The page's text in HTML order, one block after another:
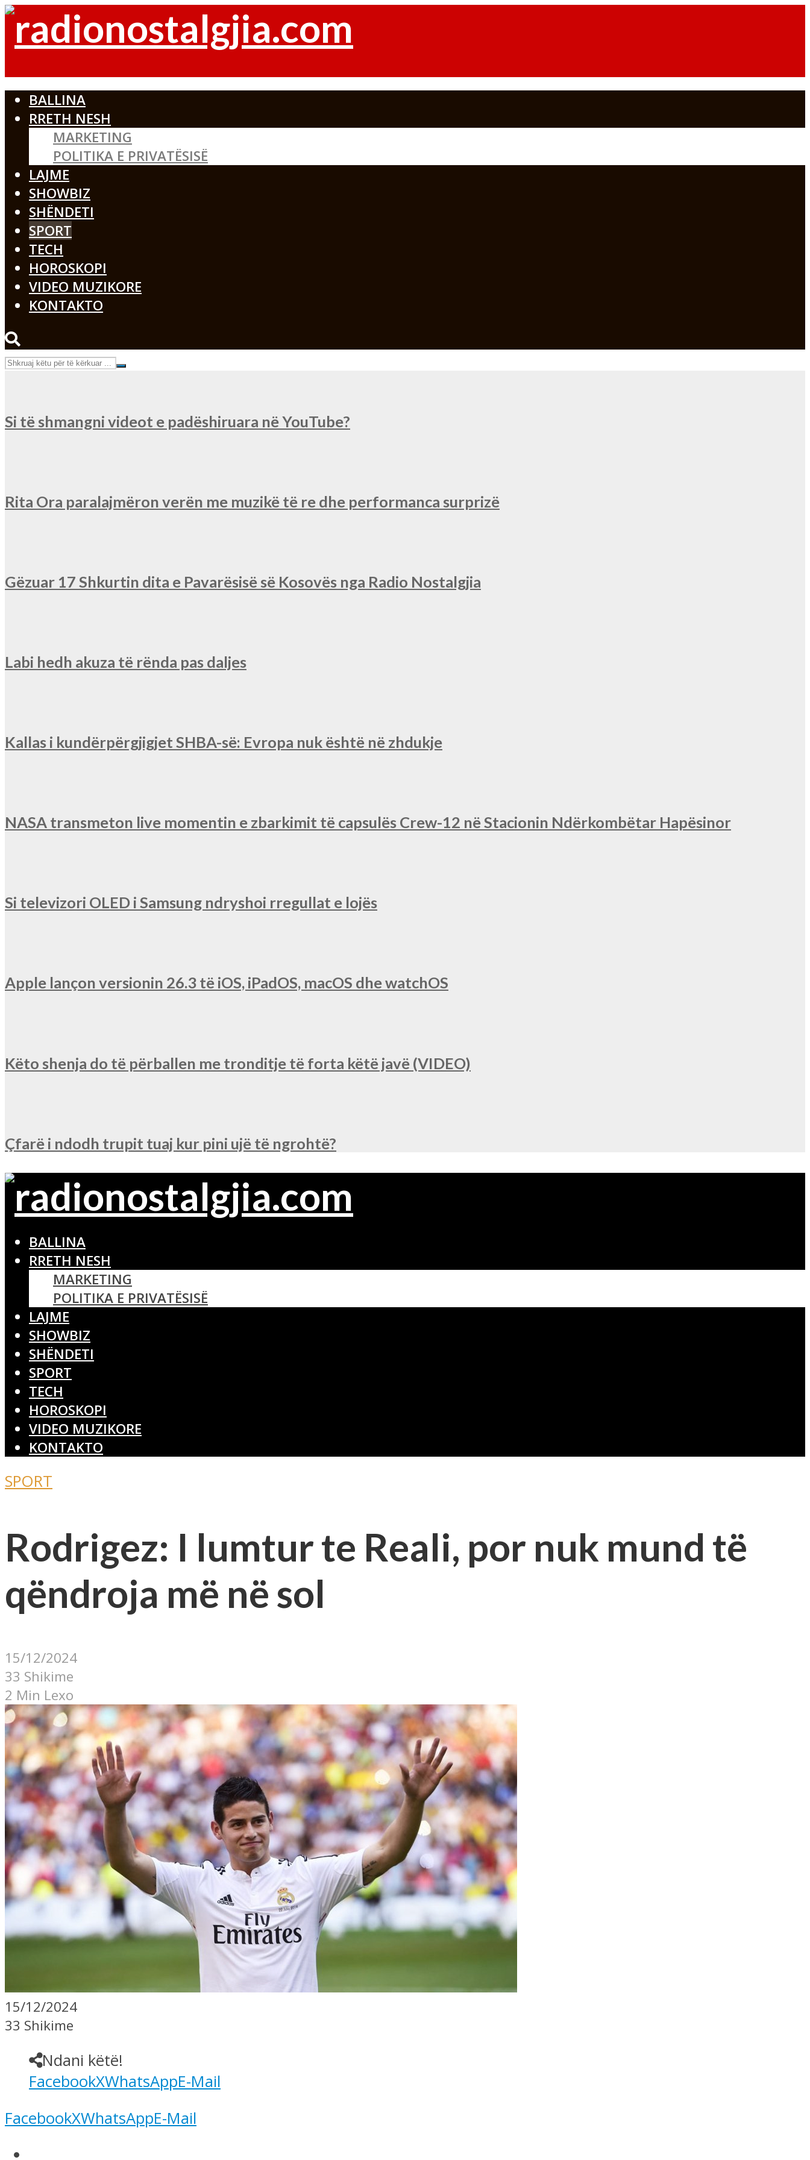
BALLINA
RRETH NESH
MARKETING
POLITIKA E PRIVATËSISË
LAJME
SHOWBIZ
SHËNDETI
SPORT
TECH
HOROSKOPI
VIDEO MUZIKORE
KONTAKTO
Si të shmangni videot e padëshiruara në YouTube?
Rita Ora paralajmëron verën me muzikë të re dhe performanca surprizë
Gëzuar 17 Shkurtin dita e Pavarësisë së Kosovës nga Radio Nostalgjia
Labi hedh akuza të rënda pas daljes
Kallas i kundërpërgjigjet SHBA-së: Evropa nuk është në zhdukje
NASA transmeton live momentin e zbarkimit të capsulës Crew-12 në Stacionin Ndërkombëtar Hapësinor
Si televizori OLED i Samsung ndryshoi rregullat e lojës
Apple lançon versionin 26.3 të iOS, iPadOS, macOS dhe watchOS
Këto shenja do të përballen me tronditje të forta këtë javë (VIDEO)
Çfarë i ndodh trupit tuaj kur pini ujë të ngrohtë?
BALLINA
RRETH NESH
MARKETING
POLITIKA E PRIVATËSISË
LAJME
SHOWBIZ
SHËNDETI
SPORT
TECH
HOROSKOPI
VIDEO MUZIKORE
KONTAKTO
SPORT
Rodrigez: I lumtur te Reali, por nuk mund të
qëndroja më në sol
15/12/2024
33 Shikime
2 Min Lexo
15/12/2024
33 Shikime
Ndani këtë!
FacebookXWhatsAppE-Mail
FacebookXWhatsAppE-Mail